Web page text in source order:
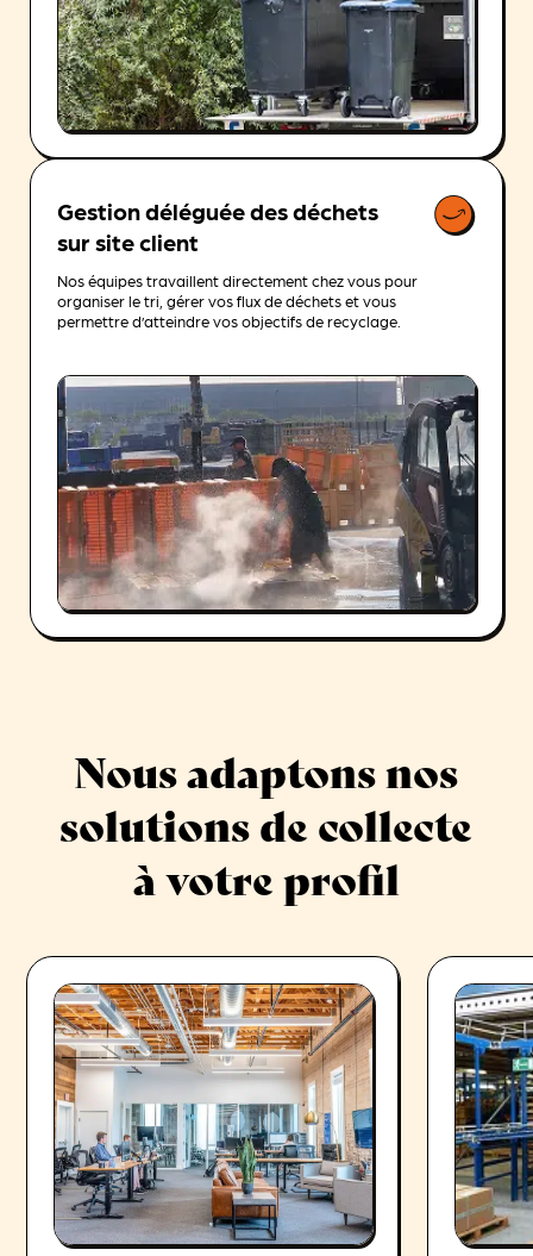
Gestion déléguée des déchets
sur site client
Nos équipes travaillent directement chez vous pour
organiser le tri, gérer vos flux de déchets et vous
permettre d’atteindre vos objectifs de recyclage.
Nous adaptons nos
solutions de collecte
à votre profil